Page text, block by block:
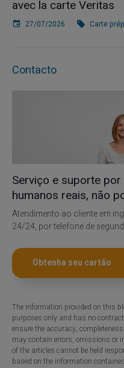
avec la carte Veritas
27/07/2026 Carte
Contacto
Serviço e suporte por
humanos reais, não
Atendimento ao cliente em
24/24, por telefone de
Obtenha seu cartão
The information provided on this
purposes only and has no
ensure the accuracy,
may contain errors, omissions or
of the articles cannot be held
based on the information